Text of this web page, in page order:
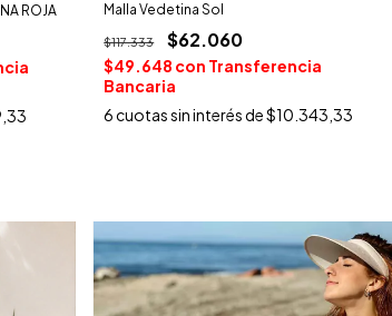
ROJA Malla Vedetina Sol
$117.333 $62.060
$49.648 con Transferencia
Bancaria
6cuotas sin interés de$10.343,33